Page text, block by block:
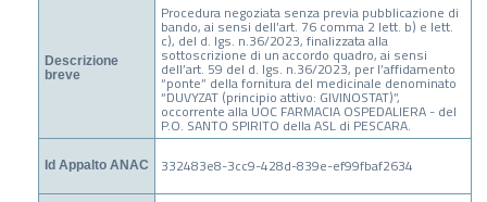
Descrizione
breve
Procedura negoziata senza previa pubblicazione di
bando, ai sensi dell’art. 76 comma 2 lett. b) e lett.
c), del d. lgs. n.36/2023, finalizzata alla
sottoscrizione di un accordo quadro, ai sensi
dell’art. 59 del d. lgs. n.36/2023, per l’affidamento
“ponte” della fornitura del medicinale denominato
“DUVYZAT (principio attivo: GIVINOSTAT)”,
occorrente alla UOC FARMACIA OSPEDALIERA - del
P.O. SANTO SPIRITO della ASL di PESCARA.
Id Appalto ANAC 332483e8-3cc9-428d-839e-ef99fbaf2634